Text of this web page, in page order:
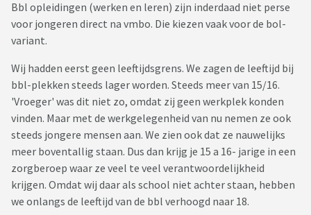
Bbl opleidingen (werken en leren) zijn inderdaad niet perse
voor jongeren direct na vmbo. Die kiezen vaak voor de bol-
variant.
Wij hadden eerst geen leeftijdsgrens. We zagen de leeftijd bij
bbl-plekken steeds lager worden. Steeds meer van 15/16.
'Vroeger' was dit niet zo, omdat zij geen werkplek konden
vinden. Maar met de werkgelegenheid van nu nemen ze ook
steeds jongere mensen aan. We zien ook dat ze nauwelijks
meer boventallig staan. Dus dan krijg je 15 a 16- jarige in een
zorgberoep waar ze veel te veel verantwoordelijkheid
krijgen. Omdat wij daar als school niet achter staan, hebben
we onlangs de leeftijd van de bbl verhoogd naar 18.